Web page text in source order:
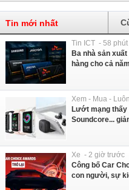
Tin mới nhất
Tin ICT - 58
Ba nhà sản
hàng cho cả
Xem - Mua -
Lướt mạng thấy
Soundcore...
Xe - 2 giờ trước
Công bố Car
con người, sự